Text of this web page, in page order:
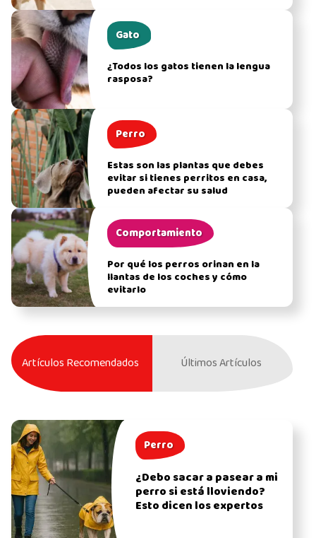
Gato
¿Todos los gatos tienen la lengua
rasposa?
Perro
Estas son las plantas que debes
evitar si tienes perritos en casa,
pueden afectar su salud
Comportamiento
Por qué los perros orinan en la
llantas de los coches y cómo
evitarlo
Artículos Recomendados Últimos Artículos
Perro
¿Debo sacar a pasear a mi
perro si está lloviendo?
Esto dicen los expertos